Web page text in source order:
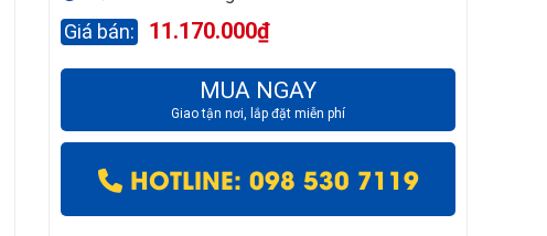
11.170.000₫
MUA NGAY
Giao tận nơi, lắp đặt miễn phí
HOTLINE: 098 530 7119